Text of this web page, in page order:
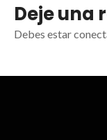
Deje una
Debes estar